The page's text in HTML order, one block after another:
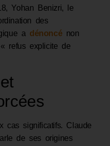
Yohan Benizri, le
des
a dénoncé non
refus explicite de
cas significatifs. Claude
de ses origines